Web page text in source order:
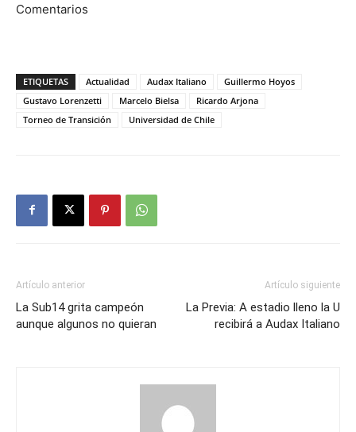
Comentarios
ETIQUETAS Actualidad Audax Italiano
Guillermo Hoyos
Gustavo Lorenzetti
Marcelo Bielsa
Ricardo Arjona
Torneo de Transición
Universidad de Chile
Artículo anterior
La Sub14 grita campeón
aunque algunos no quieran
Artículo siguiente
La Previa: A estadio lleno la U
recibirá a Audax Italiano